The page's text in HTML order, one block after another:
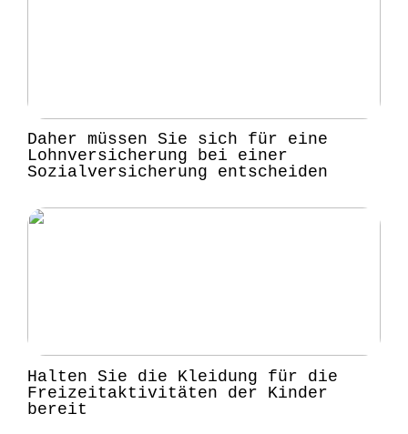
Daher müssen Sie sich für eine
Lohnversicherung bei einer
Sozialversicherung entscheiden
Halten Sie die Kleidung für die
Freizeitaktivitäten der Kinder
bereit